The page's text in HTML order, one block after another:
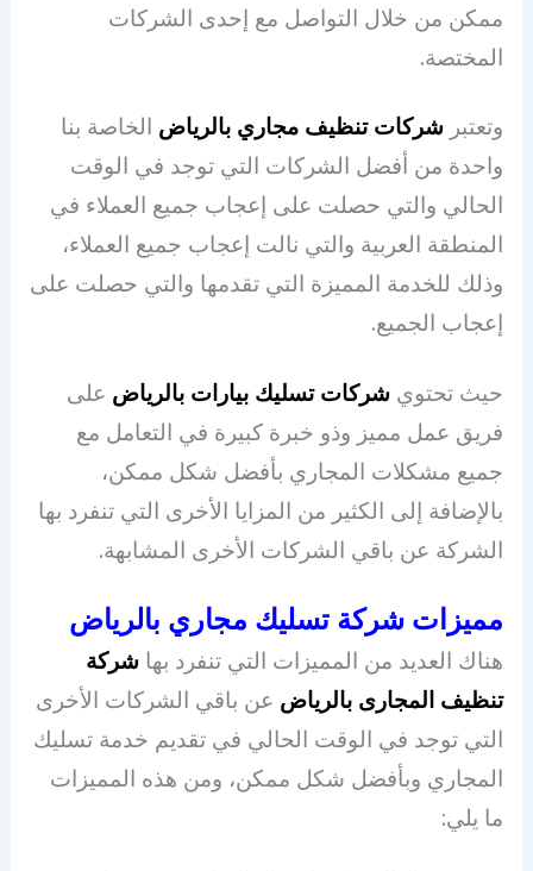
ممكن من خلال التواصل مع إحدى الشركات
المختصة.
وتعتبر شركات تنظيف مجاري بالرياض الخاصة بنا
واحدة من أفضل الشركات التي توجد في الوقت
الحالي والتي حصلت على إعجاب جميع العملاء في
المنطقة العربية والتي نالت إعجاب جميع العملاء،
وذلك للخدمة المميزة التي تقدمها والتي حصلت على
إعجاب الجميع.
حيث تحتوي شركات تسليك بيارات بالرياض على
فريق عمل مميز وذو خبرة كبيرة في التعامل مع
جميع مشكلات المجاري بأفضل شكل ممكن،
بالإضافة إلى الكثير من المزايا الأخرى التي تنفرد بها
الشركة عن باقي الشركات الأخرى المشابهة.
مميزات شركة تسليك مجاري بالرياض
هناك العديد من المميزات التي تنفرد بها شركة
تنظيف المجارى بالرياض عن باقي الشركات الأخرى
التي توجد في الوقت الحالي في تقديم خدمة تسليك
المجاري وبأفضل شكل ممكن، ومن هذه المميزات
ما يلي: